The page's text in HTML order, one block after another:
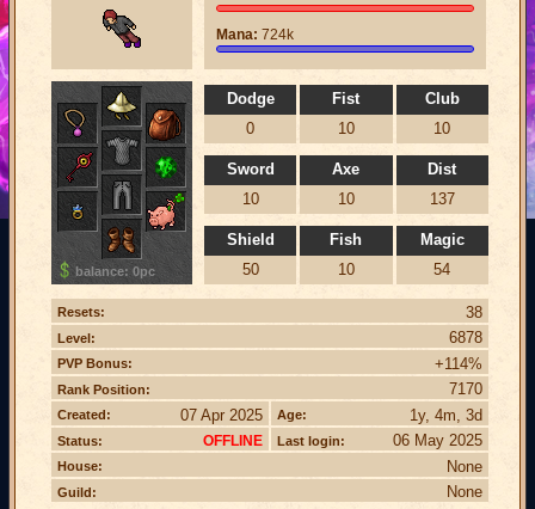
Dodge
0
Fist
10
Club
10
Sword
10
Axe
10
Dist
137
Shield
50
Fish
10
Magic
54
balance: 0pc
Mana: 724k
Resets: 38
Level: 6878
PVP Bonus: +114%
Rank Position: 7170
Created: 07 Apr 2025 Age: 1y, 4m, 3d
Status: OFFLINE Last login: 06 May 2025
House: None
Guild: None